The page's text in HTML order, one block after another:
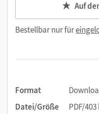
Auf
Bestellbar nur für
Format
Datei/Größe
PDF/